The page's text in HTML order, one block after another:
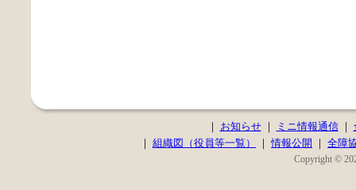
｜ お知らせ｜ ミニ情報通信｜
｜ 組織図（役員等一覧） ｜情報公開 ｜ 全障
Copyright ©